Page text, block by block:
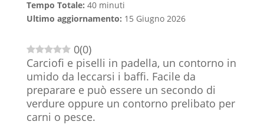
Tempo Totale: 40 minuti
Ultimo aggiornamento: 15 Giugno 2026
0(0)
Carciofi e piselli in padella, un contorno in
umido da leccarsi i baffi. Facile da
preparare e può essere un secondo di
verdure oppure un contorno prelibato per
carni o pesce.